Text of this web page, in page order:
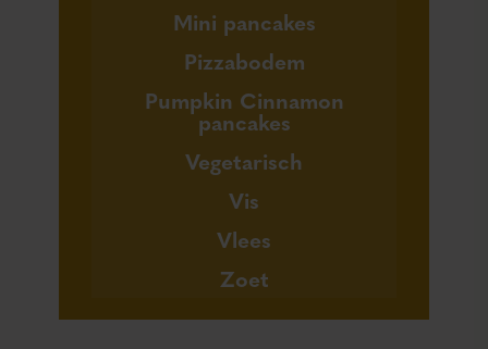
Mini pancakes
Pizzabodem
Pumpkin Cinnamon
pancakes
Vegetarisch
Vis
Vlees
Zoet